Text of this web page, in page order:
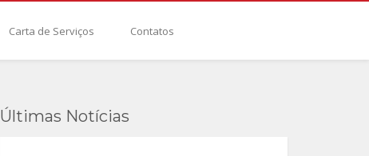
Carta de Serviços Contatos
Últimas Notícias